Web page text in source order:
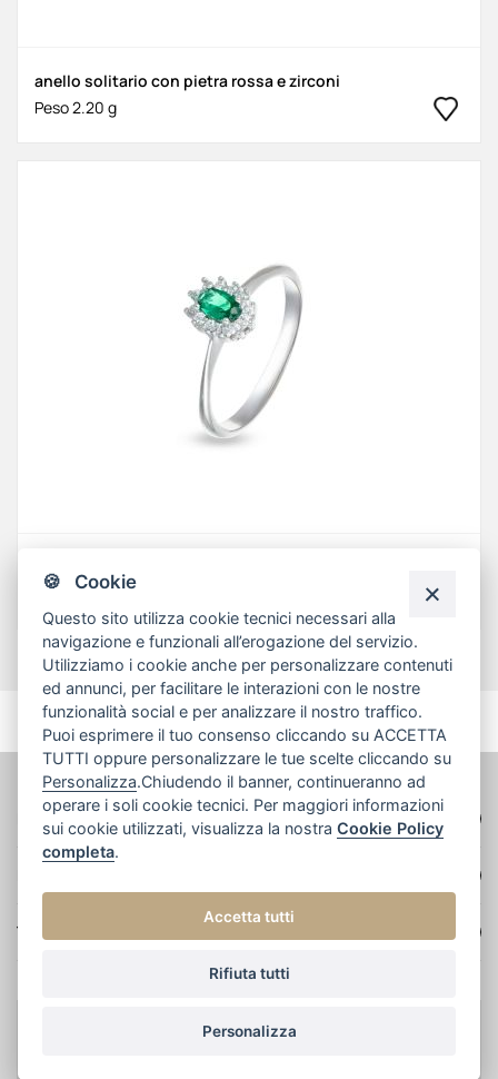
anello solitario con pietra rossa e zirconi
Peso 2.20 g
Peso 2.20 g
DATI AZIENDALI
TERMINI E CONDIZIONI
🍪 Cookie
Questo sito utilizza cookie tecnici necessari alla
navigazione e funzionali all’erogazione del servizio.
Utilizziamo i cookie anche per personalizzare contenuti
ed annunci, per facilitare le interazioni con le nostre
funzionalità social e per analizzare il nostro traffico.
Puoi esprimere il tuo consenso cliccando su ACCETTA
TUTTI oppure personalizzare le tue scelte cliccando su
Personalizza.Chiudendo il banner, continueranno ad
operare i soli cookie tecnici. Per maggiori informazioni
sui cookie utilizzati, visualizza la nostraCookie Policy
completa.
Accetta tutti
Rifiuta tutti
Personalizza